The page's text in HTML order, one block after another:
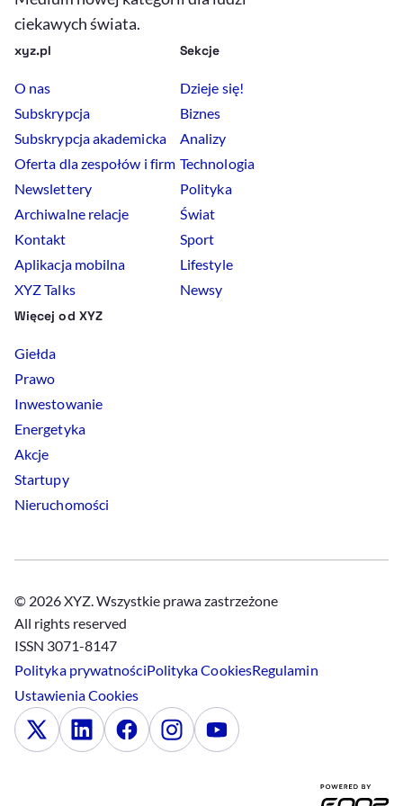
ciekawych świata.
xyz.pl
O nas
Subskrypcja
Subskrypcja akademicka
Oferta dla zespołów i firm
Newslettery
Archiwalne relacje
Kontakt
Aplikacja mobilna
XYZ Talks
Sekcje
Dzieje się!
Biznes
Analizy
Technologia
Polityka
Świat
Sport
Lifestyle
Newsy
Więcej od XYZ
Giełda
Prawo
Inwestowanie
Energetyka
Akcje
Startupy
Nieruchomości
© 2026 XYZ. Wszystkie prawa zastrzeżone
All rights reserved
ISSN 3071-8147
Polityka prywatnościPolitykaCookiesRegulamin
UstawieniaCookies
x LinkedinFacebookInstagramYoutube